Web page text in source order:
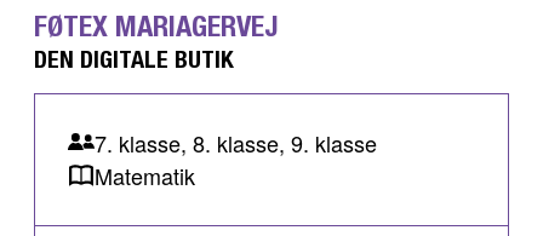
FØTEX MARIAGERVEJ
DEN DIGITALE BUTIK
7. klasse, 8. klasse, 9. klasse
Matematik